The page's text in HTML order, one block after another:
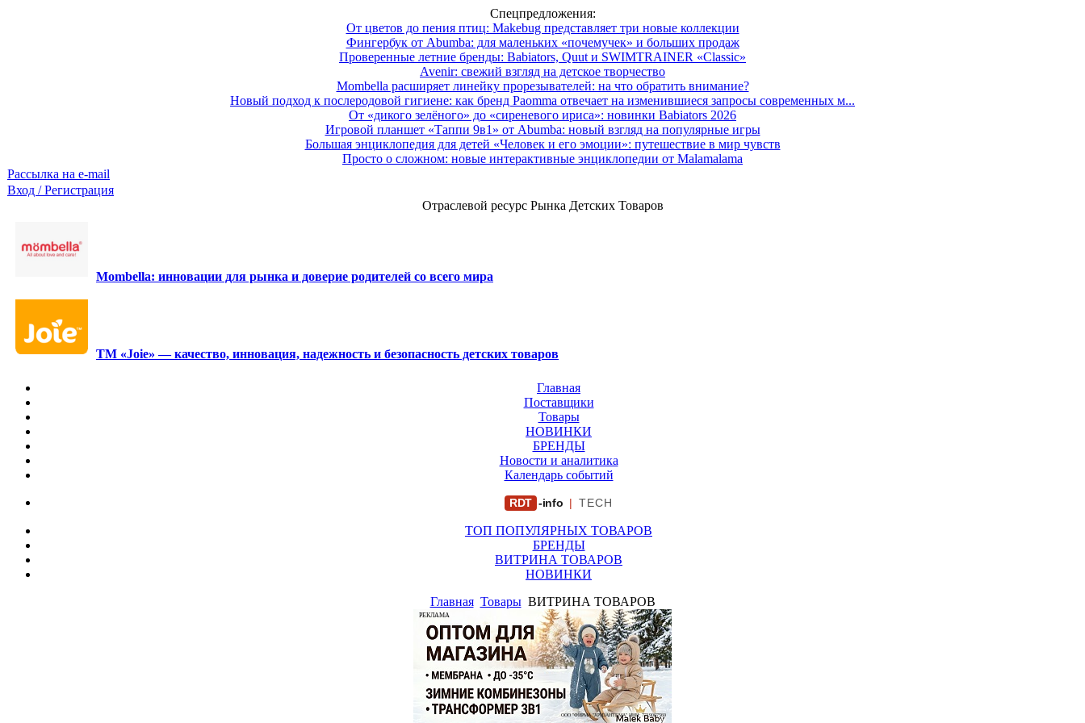
Спецпредложения:
От цветов до пения птиц: Makebug представляет три новые коллекции
Фингербук от Abumba: для маленьких «почемучек» и больших продаж
Проверенные летние бренды: Babiators, Quut и SWIMTRAINER «Classic»
Avenir: свежий взгляд на детское творчество
Mombella расширяет линейку прорезывателей: на что обратить внимание?
Новый подход к послеродовой гигиене: как бренд Paomma отвечает на изменившиеся запросы современных м...
От «дикого зелёного» до «сиреневого ириса»: новинки Babiators 2026
Игровой планшет «Таппи 9в1» от Abumba: новый взгляд на популярные игры
Большая энциклопедия для детей «Человек и его эмоции»: путешествие в мир чувств
Просто о сложном: новые интерактивные энциклопедии от Malamalama
Рассылка на e-mail
Вход / Регистрация
Отраслевой ресурс Рынка Детских Товаров
Mombella: инновации для рынка и доверие родителей со всего мира
ТМ «Joie» — качество, инновация, надежность и безопасность детских товаров
Главная
Поставщики
Товары
НОВИНКИ
БРЕНДЫ
Новости и аналитика
Календарь событий
RDT -info | TECH
ТОП ПОПУЛЯРНЫХ ТОВАРОВ
БРЕНДЫ
ВИТРИНА ТОВАРОВ
НОВИНКИ
Главная Товары ВИТРИНА ТОВАРОВ
РЕКЛАМА
ООО "ФИРМА "ХРИЗАНТЕМА" ИНН: 7719007569